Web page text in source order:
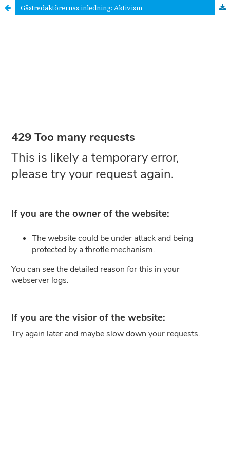
Gästredaktörernas inledning: Aktivism